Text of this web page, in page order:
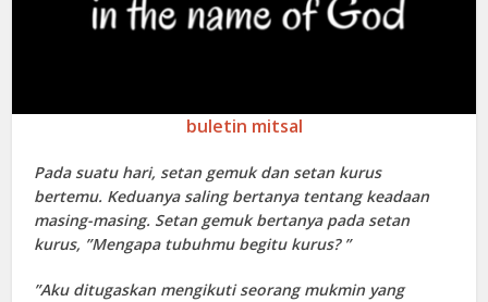
buletin mitsal
Pada suatu hari, setan gemuk dan setan kurus
bertemu. Keduanya saling bertanya tentang keadaan
masing-masing. Setan gemuk bertanya pada setan
kurus, ”Mengapa tubuhmu begitu kurus? ”
”Aku ditugaskan mengikuti seorang mukmin yang